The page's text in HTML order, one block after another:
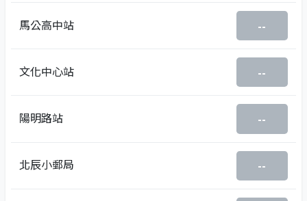
馬公高中站 --
文化中心站 --
陽明路站 --
北辰小郵局 --